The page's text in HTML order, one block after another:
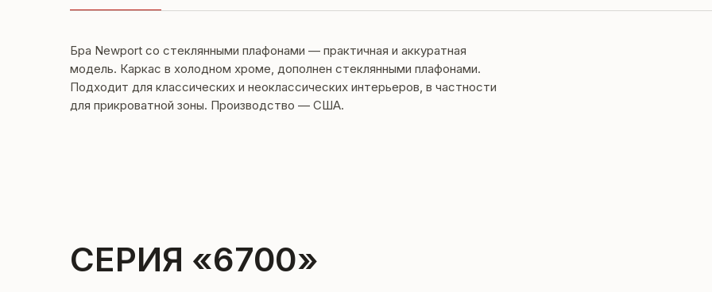
Бра Newport со стеклянными плафонами — практичная и аккуратная
модель. Каркас в холодном хроме, дополнен стеклянными плафонами.
Подходит для классических и неоклассических интерьеров, в частности
для прикроватной зоны. Производство — США.
СЕРИЯ «6700»